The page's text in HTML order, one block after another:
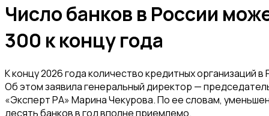
Число банков в России
300 к концу года
К концу 2026 года количество кредитных организаций
Об этом заявила генеральный директор —
«Эксперт РА» Марина Чекурова. По ее словам,
десять банков в год вполне приемлемо.